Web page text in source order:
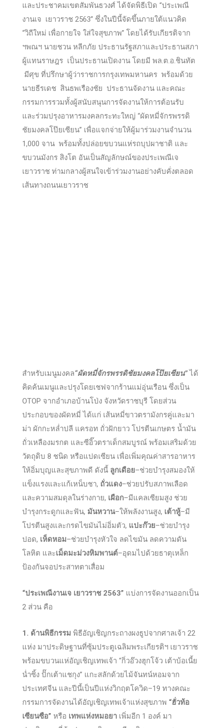
และประชาคมเขตสัมพันธวงศ์ ได้จัดพิธีเปิด “ประเพณี
งานเจ เยาวราช 2563” ซึ่งในปีนี้จัดขึ้นภายใต้แนวคิด
“วิถีใหม่ เพื่อกายใจ ใส่ใจสุขภาพ” โดยได้รับเกียรติจาก
ฯพณฯ นายชวน หลีกภัย ประธานรัฐสภาและประธานสภา
ผู้แทนราษฎร เป็นประธานเปิดงาน โดยมี พล.ต.อ.ชินทัต
มีศุข ที่ปรึกษาผู้ว่าราชการกรุงเทพมหานคร พร้อมด้วย
นายธีรเดช สินธพเรืองชัย ประธานจัดงาน และคณะ
กรรมการรวมทั้งผู้สนับสนุนการจัดงานให้การต้อนรับ
และร่วมปรุงอาหารมงคลกระทะใหญ่ “ผัดหมี่จักรพรรดิ
ชัยมงคลโป๊ยเซียน” เพื่อแจกจ่ายให้ผู้มาร่วมงานจำนวน
1,000 จาน พร้อมทั้งปล่อยขบวนแห่รถบุปผาชาติ และ
ขบวนมังกร สิงโต อันเป็นสัญลักษณ์ของประเพณีเจ
เยาวราช ท่ามกลางผู้สนใจเข้าร่วมงานอย่างคับคั่งตลอด
เส้นทางถนนเยาวราช
สำหรับเมนูมงคล“ผัดหมี่จักรพรรดิชัยมงคลโป๊ยเซียน”ได้
คิดค้นเมนูและปรุงโดยเชฟจากร้านแม่อุ่นเรือน ซึ่งเป็น
OTOP จากอำเภอบ้านโป่ง จังหวัดราชบุรี โดยส่วน
ประกอบของผัดหมี่ ได้แก่ เส้นหมี่ขาวตรามังกรคู่และมา
ม่า ผักกะหล่ำปลี แครอท ถั่วฝักยาว โปรตีนเกษตร น้ำมัน
ถั่วเหลืองมรกต และซีอิ๊วตราเด็กสมบูรณ์ พร้อมเสริมด้วย
วัตถุดิบ 8 ชนิด หรือแปดเซียน เพื่อเพิ่มคุณค่าสารอาหาร
ให้อิ่มบุญและสุขภาพดี ดังนี้ ลูกเดือย–ช่วยบำรุงสมองให้
แข็งแรงและแก้เหน็บชา, ถั่วแดง–ช่วยปรับสภาพเลือด
และความสมดุลในร่างกาย, เผือก–มีแคลเซียมสูง ช่วย
บำรุงกระดูกและฟัน, มันหวาน–ให้พลังงานสูง, เต้าหู้–มี
โปรตีนสูงและกรดไขมันไม่อิ่มตัว, แปะก๊วย–ช่วยบำรุง
ปอด, เห็ดหอม–ช่วยบำรุงหัวใจ ลดไขมัน ลดความดัน
โลหิต และเม็ดมะม่วงหิมพานต์–อุดมไปด้วยธาตุเหล็ก
ป้องกันจอประสาทตาเสื่อม
“ประเพณีงานเจ เยาวราช 2563” แบ่งการจัดงานออกเป็น
2 ส่วน คือ
1. ด้านพิธีกรรม พิธีอัญเชิญกระถางผงธูปจากศาลเจ้า 22
แห่ง มาประดิษฐานที่ซุ้มประตูเฉลิมพระเกียรติฯ เยาวราช
พร้อมขบวนแห่อัญเชิญเทพเจ้า “กิ่วอ๊วงฮุกโจ้ว เต้าบ้อเนี้ย
น่ำซิ้ง ปั๊กเต้าแชกุง” แกะสลักด้วยไม้จันทน์หอมจาก
ประเทศจีน และปีนี้เป็นปีแห่งวิกฤตโควิด–19 ทางคณะ
กรรมการจัดงานได้อัญเชิญเทพเจ้าแห่งสุขภาพ “ฮั่วท้อ
เซียนซือ” หรือ เทพแห่งหมอยา เพิ่มอีก 1 องค์ มา